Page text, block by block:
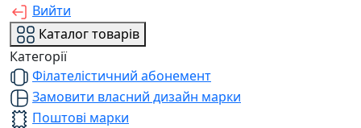
Вийти
Каталог товарів
Категорії
Філателістичний абонемент
Замовити власний дизайн марки
Поштові марки